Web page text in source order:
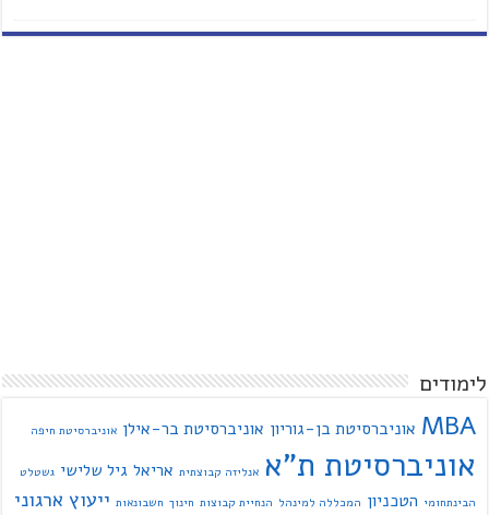
לימודים
MBA אוניברסיטת בן-גוריון אוניברסיטת בר-אילן אוניברסיטת חיפה
אוניברסיטת ת"א אנליזה קבוצתית אריאל גיל שלישי גשטלט
הבינתחומי הטכניון המכללה למינהל הנחיית קבוצות חינוך חשבונאות ייעוץ ארגוני